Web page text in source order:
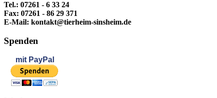
Tel.: 07261 - 6 33 24
Fax: 07261 - 86 29 371
E-Mail: kontakt@tierheim-sinsheim.de
Spenden
mit PayPal